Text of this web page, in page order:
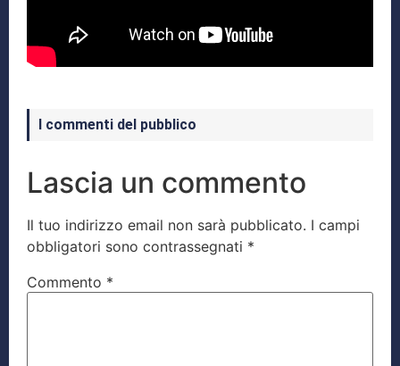
I commenti del pubblico
Lascia un commento
Il tuo indirizzo email non sarà pubblicato. I campi
obbligatori sono contrassegnati *
Commento *